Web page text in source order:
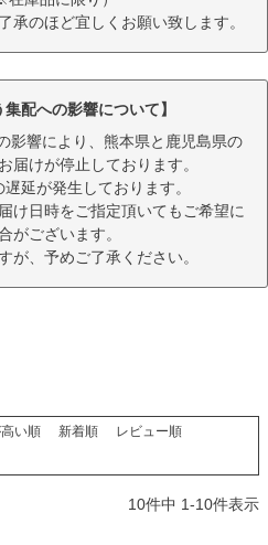
承のほど宜しくお願い致します。
集配への影響について】
影響により、熊本県と鹿児島県の
届けが停止しております。
延が発生しております。
け日時をご指定頂いてもご希望に
がございます。
が、予めご了承ください。
い順 新着順
レビュー順
10件中 1-10件表示